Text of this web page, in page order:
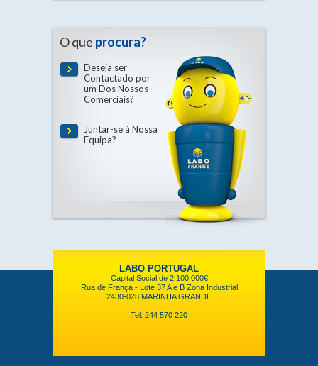
O que procura?
Deseja ser
Contactado por
um Dos Nossos
Comerciais?
Juntar-se à Nossa
Equipa?
LABO PORTUGAL
Capital Social de 2.100.000€
Rua de França - Lote 37 A e B Zona Industrial
2430-028 MARINHA GRANDE
Tel. 244 570 220